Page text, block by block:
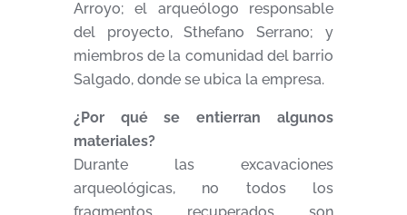
Arroyo; el arqueólogo responsable
del proyecto, Sthefano Serrano; y
miembros de la comunidad del barrio
Salgado, donde se ubica la empresa.
¿Por qué se entierran algunos
materiales?
Durante las excavaciones
arqueológicas, no todos los